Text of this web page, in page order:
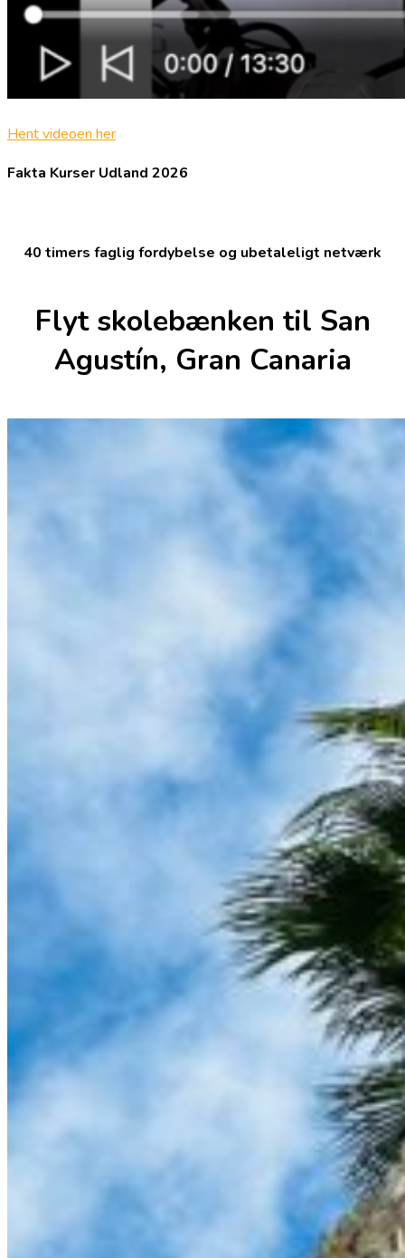
Hent videoen her
Fakta Kurser Udland 2026
40 timers faglig fordybelse og ubetaleligt netværk
Flyt skolebænken til San
Agustín, Gran Canaria